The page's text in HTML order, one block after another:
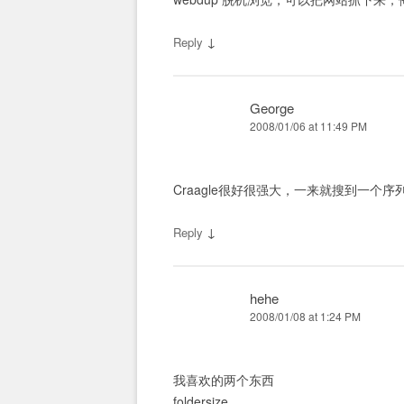
Reply ↓
George
2008/01/06 at 11:49 PM
Craagle很好很强大，一来就搜到一个序
Reply ↓
hehe
2008/01/08 at 1:24 PM
我喜欢的两个东西